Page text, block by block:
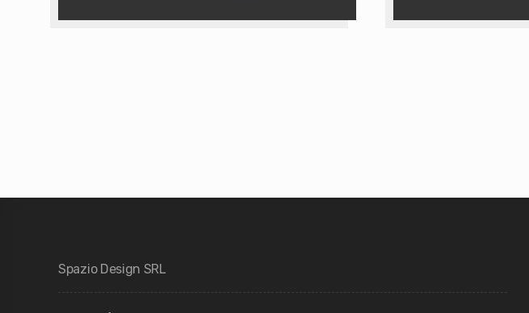
Spazio Design SRL